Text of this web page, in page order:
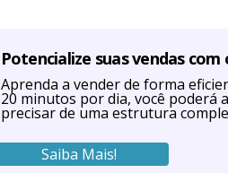
Potencialize suas vendas com
Aprenda a vender de forma
20 minutos por dia, você poderá
precisar de uma estrutura
Saiba Mais!